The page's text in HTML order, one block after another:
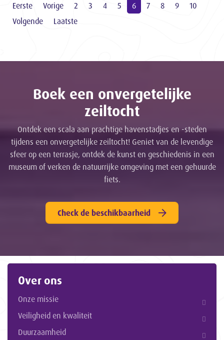
Eerste Vorige 2 3 4 5 6 7 8 9
10
Volgende
Laatste
Boek een onvergetelijke
zeiltocht
Ontdek een scala aan prachtige havenstadjes en -steden
tijdens een onvergetelijke zeiltocht! Geniet van de levendige
sfeer op een terrasje, ontdek de kunst en geschiedenis in een
museum of verken de natuurrijke omgeving met een gehuurde
fiets.
Check de beschikbaarheid
Over ons
Onze missie
Veiligheid en kwaliteit
Duurzaamheid